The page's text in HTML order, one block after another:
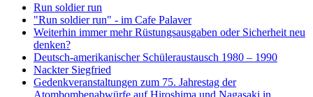
Run soldier run
"Run soldier run" - im Cafe Palaver
Weiterhin immer mehr Rüstungsausgaben oder Sicherheit neu
denken?
Deutsch-amerikanischer Schüleraustausch 1980 – 1990
Nackter Siegfried
Gedenkveranstaltungen zum 75. Jahrestag der
Atombombenabwürfe auf Hiroshima und Nagasaki in